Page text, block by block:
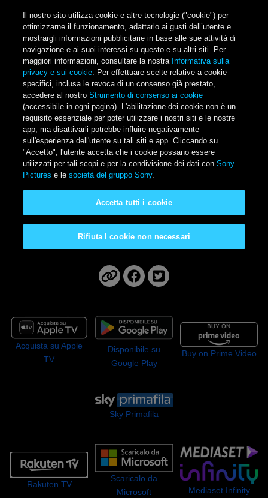
Il nostro sito utilizza cookie e altre tecnologie ("cookie") per
ottimizzarne il funzionamento, adattarlo ai gusti dell’utente e
mostrargli informazioni pubblicitarie in base alle sue attività di
navigazione e ai suoi interessi su questo e su altri siti. Per
maggiori informazioni, consultare la nostra Informativa sulla
privacy e sui cookie. Per effettuare scelte relative a cookie
specifici, inclusa le revoca di un consenso già prestato,
accedere al nostroStrumento di consenso ai cookie
(accessibile in ogni pagina). L'abilitazione dei cookie non è un
requisito essenziale per poter utilizzare i nostri siti e le nostre
app, ma disattivarli potrebbe influire negativamente
sull'esperienza dell'utente su tali siti e app. Cliccando su
"Accetto", l'utente accetta che i cookie possano essere
utilizzati per tali scopi e per la condivisione dei dati conSony
Pictures e lesocietà del gruppo Sony.
Rifiuta I cookie non necessari
Accetta tutti i cookie
Main Menu
Garfield: Una missione
gustosa
Disponibile a casa tua
Acquista su Apple
TV
Disponibile su
Google Play
Buy on Prime Video
Sky Primafila
Rakuten TV
Scaricalo da
Microsoft
Mediaset Infinity